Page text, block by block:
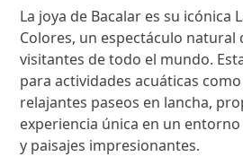
La joya de Bacalar es su icónica
Colores, un espectáculo natural
visitantes de todo el mundo.
para actividades acuáticas
relajantes paseos en lancha,
experiencia única en un
y paisajes impresionantes.